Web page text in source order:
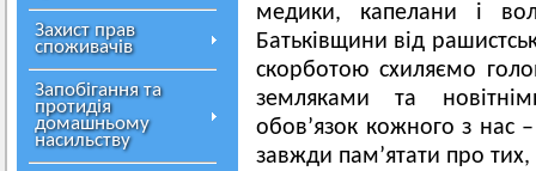
Захист прав
споживачів
Запобігання та
протидія
домашньому
насильству
медики, капелани і
Батьківщини від
скорботою схиляємо
земляками та
обов’язок кожного з нас
завжди пам’ятати про тих,